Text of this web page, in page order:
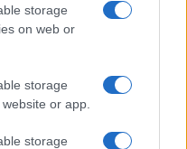
storage
on web or
storage
or app.
storage